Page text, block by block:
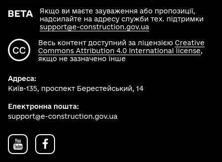
Якщо ви маєте зауваження або пропозиції,
надсилайте на адресу служби тех. підтримки
support@e-construction.gov.ua
Весь контент доступний за ліцензією Creative
Commons Attribution 4.0 International license,
якщо не зазначено інше
Адреса:
Київ-135, проспект Берестейський, 14
Електронна пошта:
support@e-construction.gov.ua